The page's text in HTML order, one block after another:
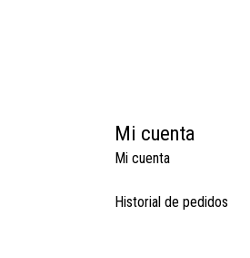
Mi cuenta
Mi cuenta
Historial de pedidos